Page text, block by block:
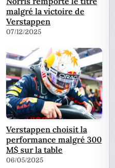
malgré la victoire de
Verstappen
07/12/2025
Verstappen choisit la
performance malgré 300
M$ sur la table
06/05/2025